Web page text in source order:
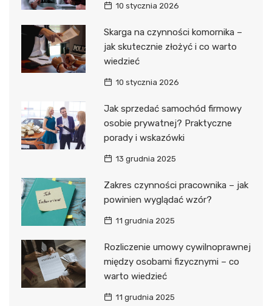
10 stycznia 2026
Skarga na czynności komornika –
jak skutecznie złożyć i co warto
wiedzieć
10 stycznia 2026
Jak sprzedać samochód firmowy
osobie prywatnej? Praktyczne
porady i wskazówki
13 grudnia 2025
Zakres czynności pracownika – jak
powinien wyglądać wzór?
11 grudnia 2025
Rozliczenie umowy cywilnoprawnej
między osobami fizycznymi – co
warto wiedzieć
11 grudnia 2025